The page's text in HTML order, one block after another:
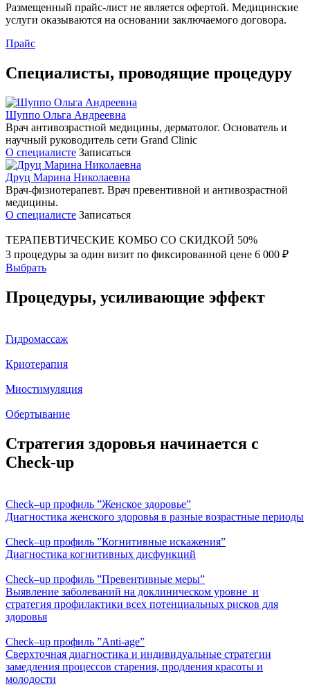
Размещенный прайс-лист не является офертой. Медицинские
услуги оказываются на основании заключаемого договора.
Прайс
Специалисты, проводящие процедуру
Шуппо Ольга Андреевна
Врач антивозрастной медицины, дерматолог. Основатель и
научный руководитель сети Grand Clinic
О специалисте Записаться
Друц Марина Николаевна
Врач-физиотерапевт. Врач превентивной и антивозрастной
медицины.
О специалисте Записаться
ТЕРАПЕВТИЧЕСКИЕ КОМБО СО СКИДКОЙ 50%
3 процедуры за один визит по фиксированной цене 6 000 ₽
Выбрать
Процедуры, усиливающие эффект
Гидромассаж
Криотерапия
Миостимуляция
Обертывание
Стратегия здоровья начинается с
Check-up
Check–up профиль ”Женское здоровье”
Диагностика женского здоровья в разные возрастные периоды
Check–up профиль ”Когнитивные искажения”
Диагностика когнитивных дисфункций
Check–up профиль ”Превентивные меры”
Выявление заболеваний на доклиническом уровне и
стратегия профилактики всех потенциальных рисков для
здоровья
Check–up профиль ”Anti-age”
Сверхточная диагностика и индивидуальные стратегии
замедления процессов старения, продления красоты и
молодости